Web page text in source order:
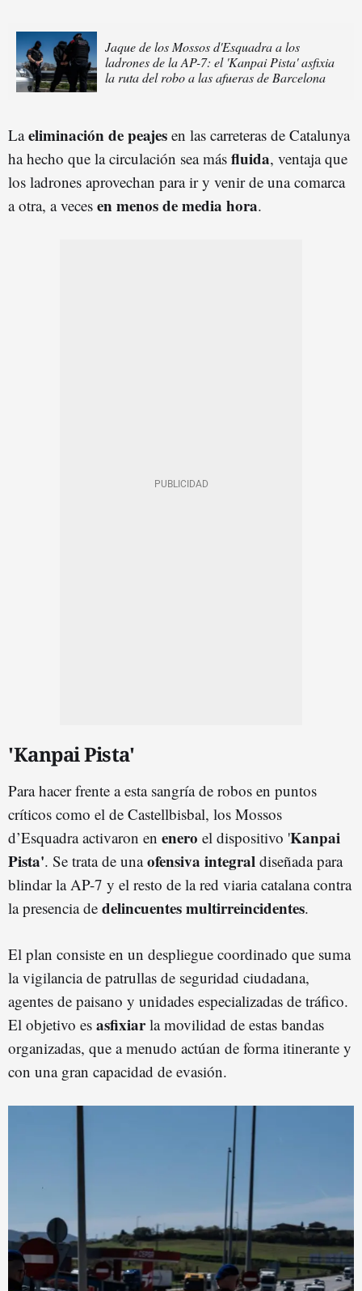
Jaque de los Mossos d'Esquadra a los
ladrones de la AP-7: el 'Kanpai Pista' asfixia
la ruta del robo a las afueras de Barcelona
Laeliminaciónde peajes en las carreteras de Catalunya
ha hecho que la circulación sea más fluida, ventaja que
los ladrones aprovechan para ir y venir de una comarca
a otra, a veces en menos de media hora.
'Kanpai Pista'
Para hacer frente a esta sangría de robos en puntos
críticos como el de Castellbisbal, los Mossos
d’Esquadra activaron en enero el dispositivo 'Kanpai
Pista'. Se trata de unaofensiva integral diseñada para
blindar la AP-7 y el resto de la red viaria catalana contra
la presencia de delincuentes multirreincidentes.
El plan consiste en un despliegue coordinado que suma
la vigilancia de patrullas de seguridad ciudadana,
agentes de paisano y unidades especializadas de tráfico.
El objetivo es asfixiarla movilidad de estas bandas
organizadas, que a menudo actúan de forma itinerante y
con una gran capacidad de evasión.